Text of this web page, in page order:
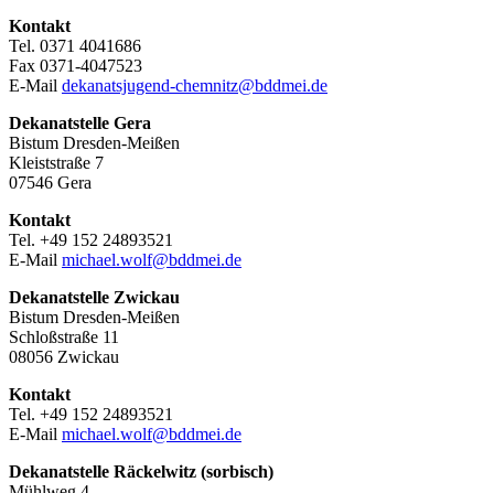
Kontakt
Tel. 0371 4041686
Fax 0371-4047523
E-Mail dekanatsjugend-chemnitz@bddmei.de
Dekanatstelle Gera
Bistum Dresden-Meißen
Kleiststraße 7
07546 Gera
Kontakt
Tel. +49 152 24893521
E-Mail michael.wolf@bddmei.de
Dekanatstelle Zwickau
Bistum Dresden-Meißen
Schloßstraße 11
08056 Zwickau
Kontakt
Tel. +49 152 24893521
E-Mail michael.wolf@bddmei.de
Dekanatstelle Räckelwitz (sorbisch)